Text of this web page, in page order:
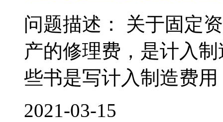
问题描述： 关于固定
产的修理费，是计入
些书是写计入制造费
2021-03-15